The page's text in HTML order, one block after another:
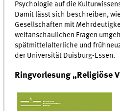
Psychologie auf die
Damit lässt sich beschreiben,
Gesellschaften mit
weltanschaulichen Fragen
spätmittelalterliche und
der Universität Duisburg-Essen.
Ringvorlesung „Religiöse